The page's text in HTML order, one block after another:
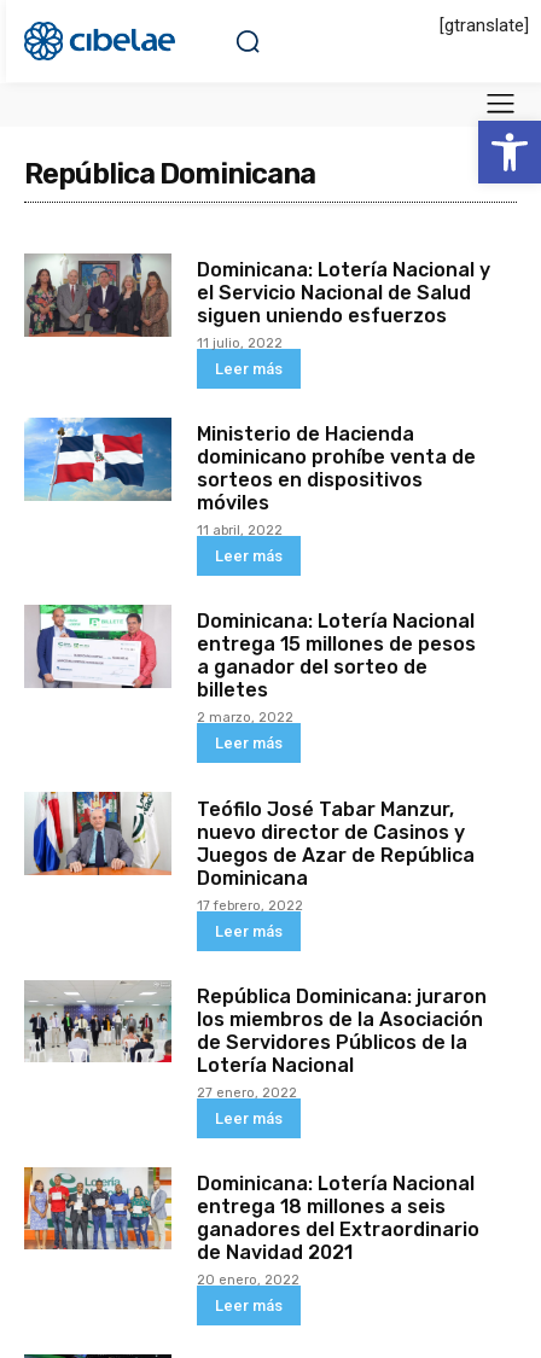
Abrir
[gtranslate]
República Dominicana
Dominicana: Lotería Nacional y
el Servicio Nacional de Salud
siguen uniendo esfuerzos
11 julio, 2022
Leer más
Ministerio de Hacienda
dominicano prohíbe venta de
sorteos en dispositivos
móviles
11 abril, 2022
Leer más
Dominicana: Lotería Nacional
entrega 15 millones de pesos
a ganador del sorteo de
billetes
2 marzo, 2022
Leer más
Teófilo José Tabar Manzur,
nuevo director de Casinos y
Juegos de Azar de República
Dominicana
17 febrero, 2022
Leer más
República Dominicana: juraron
los miembros de la Asociación
de Servidores Públicos de la
Lotería Nacional
27 enero, 2022
Leer más
Dominicana: Lotería Nacional
entrega 18 millones a seis
ganadores del Extraordinario
de Navidad 2021
20 enero, 2022
Leer más